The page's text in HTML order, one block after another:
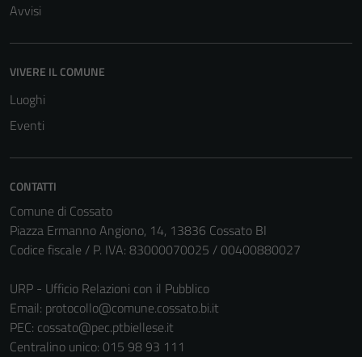
Avvisi
VIVERE IL COMUNE
Luoghi
Eventi
CONTATTI
Comune di Cossato
Piazza Ermanno Angiono, 14, 13836 Cossato BI
Codice fiscale / P. IVA: 83000070025 / 00400880027
URP - Ufficio Relazioni con il Pubblico
Email: protocollo@comune.cossato.bi.it
PEC: cossato@pec.ptbiellese.it
Centralino unico: 015 98 93 111